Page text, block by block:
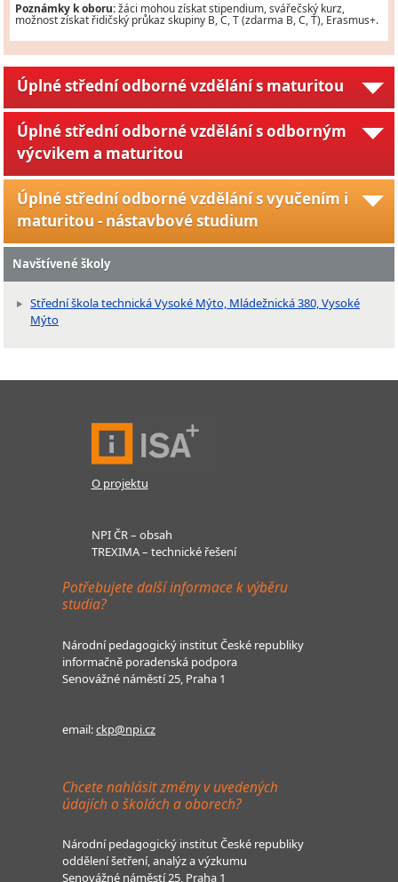
Poznámky k oboru:žáci mohou získat stipendium, svářečský kurz,
možnost získat řidičský průkaz skupiny B, C, T (zdarma B, C, T), Erasmus+.
Úplné střední odborné vzdělání s maturitou
Úplné střední odborné vzdělání s odborným
výcvikem a maturitou
Úplné střední odborné vzdělání s vyučením i
maturitou - nástavbové studium
Navštívené školy
Střední škola technická Vysoké Mýto, Mládežnická 380, Vysoké
Mýto
O projektu
NPI ČR – obsah
TREXIMA – technické řešení
Potřebujete další informace k výběru
studia?
Národní pedagogický institut České republiky
informačně poradenská podpora
Senovážné náměstí 25, Praha 1
email:ckp@npi.cz
Chcete nahlásit změny v uvedených
údajích o školách a oborech?
Národní pedagogický institut České republiky
oddělení šetření, analýz a výzkumu
Senovážné náměstí 25, Praha 1